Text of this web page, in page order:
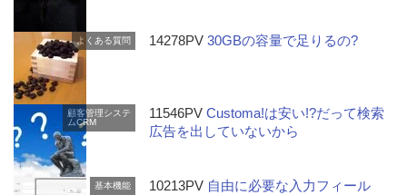
よくある質問 14278PV30GBの容量で足りるの?
顧客管理システ
ムCRM
11546PVCustoma!は安い!?だって検索
広告を出していないから
基本機能 10213PV 自由に必要な入力フィール